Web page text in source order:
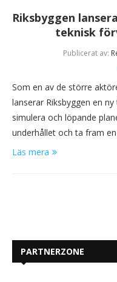
Riksbyggen
teknisk
Publicerat av:
Som en av de större
lanserar Riksbyggen en
simulera och löpande
underhållet och ta fram
Läs mera
PARTNERZONE